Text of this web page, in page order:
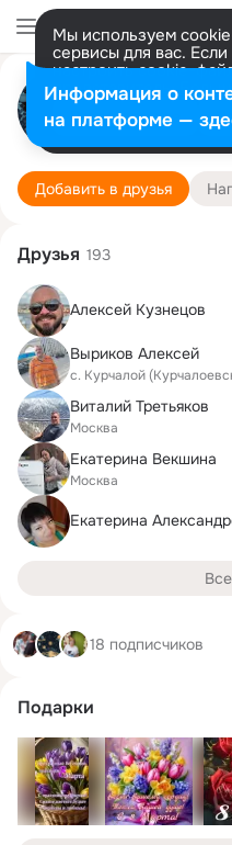
Мы используем
сервисы для вас.
настроить cookie-
представитель.
Разрешить все
*** Оксана
Москва
Подробнее
Добавить в друзья
Друзья 193
Алексей Кузнецов
Выриков Алексей
с. Курчалой
Виталий Третьяков
Москва
Екатерина Векшина
Москва
Екатерина
18 подписчиков
Подарки
Информация о
на платформе —